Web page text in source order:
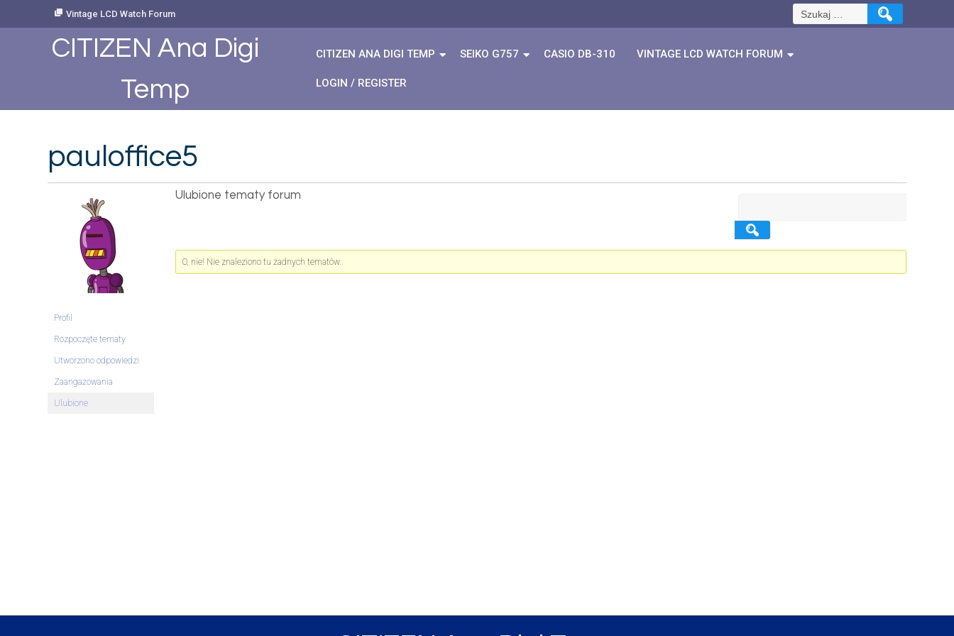
Vintage LCD Watch Forum Szukaj:
CITIZEN Ana Digi
Temp
CITIZEN ANA DIGI TEMP SEIKO G757 CASIO DB-310 VINTAGE LCD WATCH FORUM
LOGIN / REGISTER
pauloffice5
Profil
Rozpoczęte tematy
Utworzono odpowiedzi
Zaangażowania
Ulubione
Ulubione tematy forum
O, nie! Nie znaleziono tu żadnych tematów.